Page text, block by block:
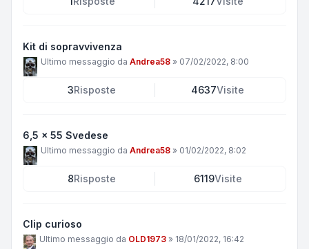
Kit di sopravvivenza
Ultimo messaggio da Andrea58 » 07/02/2022, 8:00
3Risposte 4637Visite
6,5 x 55 Svedese
Ultimo messaggio da Andrea58 » 01/02/2022, 8:02
8Risposte 6119Visite
Clip curioso
Ultimo messaggio da OLD1973 » 18/01/2022, 16:42